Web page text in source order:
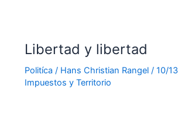
Libertad y libertad
Politíca / Hans Christian Rangel / 10/
Impuestos y Territorio